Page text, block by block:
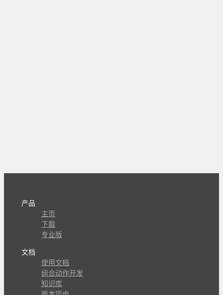
产品
主页
下载
专业版
文档
使用文档
组合动作开发
知识库